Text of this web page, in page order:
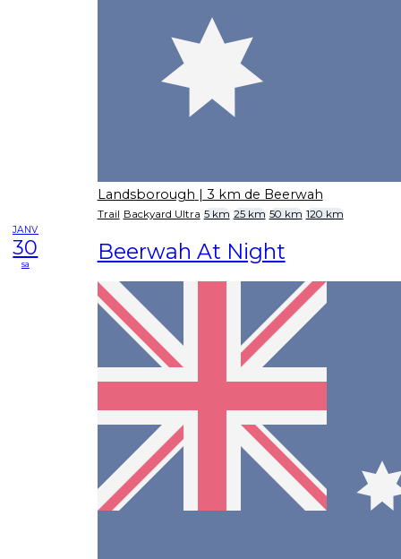
Landsborough | 3 km de Beerwah
Trail Backyard Ultra 5 km 25 km 50 km 120 km
JANV
30
sa Beerwah At Night